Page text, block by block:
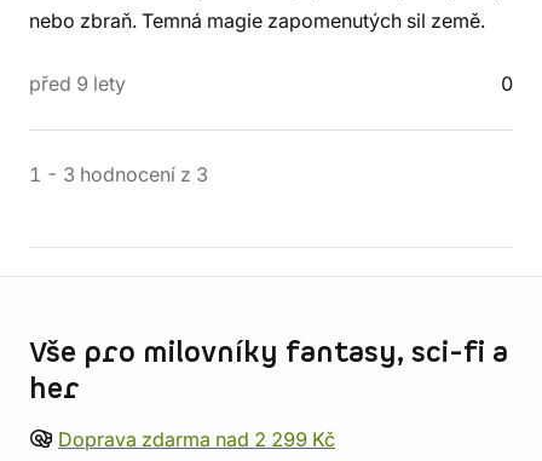
nebo zbraň. Temná magie zapomenutých sil země.
před 9 lety 0
1 - 3 hodnocení z 3
Vše pro milovníky fantasy, sci-fi a
her
Doprava zdarma nad 2 299 Kč